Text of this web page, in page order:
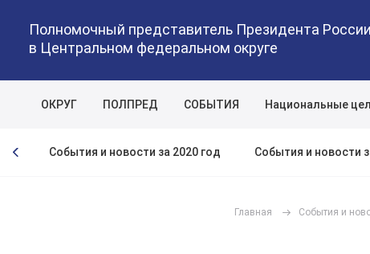
Полномочный представитель Президента России
в Центральном федеральном округе
ОКРУГ ПОЛПРЕД СОБЫТИЯ Национальные
События и новости за 2020 год События и новости
Главная События и